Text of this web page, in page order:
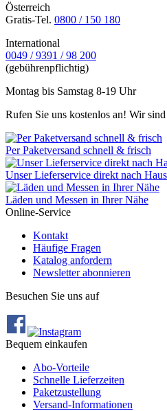
Österreich
Gratis-Tel. 0800 / 150 180
International
0049 / 9391 / 98 200
(gebührenpflichtig)
Montag bis Samstag 8-19 Uhr
Rufen Sie uns kostenlos an! Wir
Per Paketversand schnell & frisch
Unser Lieferservice direkt nach
Läden und Messen in Ihrer Nähe
Online-Service
Kontakt
Häufige Fragen
Katalog anfordern
Newsletter abonnieren
Besuchen Sie uns auf
Bequem einkaufen
Abo‐Vorteile
Schnelle Lieferzeiten
Paketzustellung
Versand‐Informationen